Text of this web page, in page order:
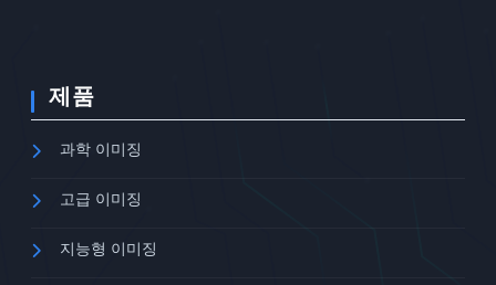
제품
과학 이미징
고급 이미징
지능형 이미징